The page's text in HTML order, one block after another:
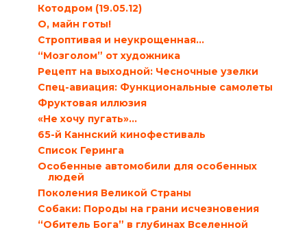
Котодром (19.05.12)
О, майн готы!
Строптивая и неукрощенная…
“Мозголом” от художника
Рецепт на выходной: Чесночные узелки
Спец-авиация: Функциональные самолеты
Фруктовая иллюзия
«Не хочу пугать»…
65-й Каннский кинофестиваль
Список Геринга
Особенные автомобили для особенных
людей
Поколения Великой Страны
Собаки: Породы на грани исчезновения
“Обитель Бога” в глубинах Вселенной